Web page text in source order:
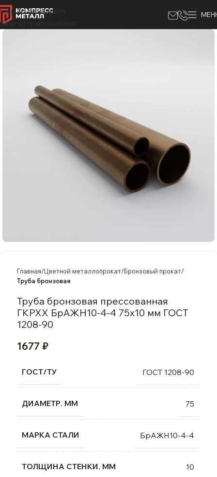
Skip to navigation
Skip to main content
Главная Цветной металлопрокат Бронзовый прокат
Труба бронзовая
Труба бронзовая прессованная
ГКРХХ БрАЖН10-4-4 75х10 мм ГОСТ
1208-90
1677 ₽
ГОСТ/ТУ ГОСТ 1208-90
ДИАМЕТР. ММ 75
МАРКА СТАЛИ БрАЖН10-4-4
ТОЛЩИНА СТЕНКИ. ММ 10